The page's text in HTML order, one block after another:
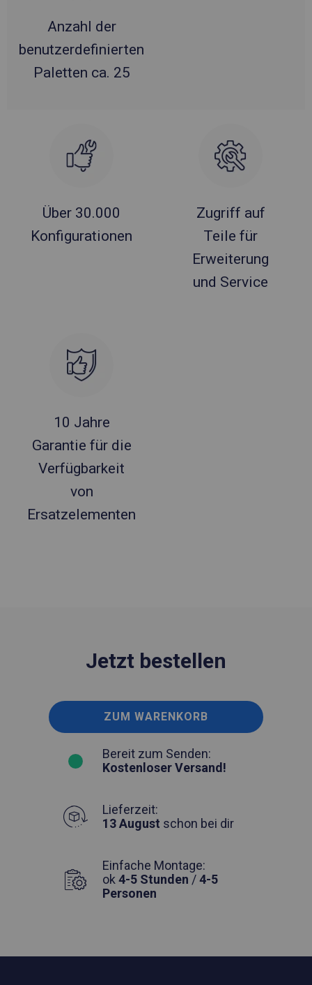
Anzahl der
benutzerdefinierten
Paletten ca. 25
Über 30.000
Konfigurationen
Zugriff auf
Teile für
Erweiterung
und Service
10 Jahre
Garantie für die
Verfügbarkeit
von
Ersatzelementen
Jetzt bestellen
ZUM WARENKORB
Bereit zum Senden:
Kostenloser Versand!
Lieferzeit:
13 August schon bei dir
Einfache Montage:
ok 4-5 Stunden /4-5
Personen